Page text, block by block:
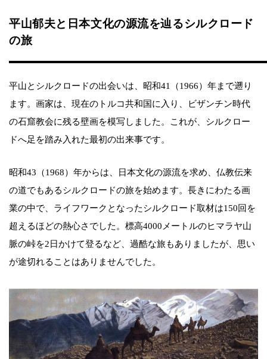
平山郁夫と日本文化の源流を辿るシルクロード
の旅
平山とシルクロードの出会いは、昭和41（1966）年まで遡り
ます。画家は、現在のトルコ共和国に入り、ビザンチン時代
の石窟教会に残る壁画を模写しました。これが、シルクロー
ドへ足を踏み入れた最初の出来事です。
昭和43（1968）年からは、日本文化の源流を求め、仏教伝来
の道でもあるシルクロードの旅を始めます。長きにわたる画
業の中で、ライフワークとなったシルクロード取材は150回を
超えるほどの熱心さでした。標高4000メートルのヒマラヤ山
脈の峠を2日かけて登るなど、過酷な旅もありましたが、思い
が途切れることはありませんでした。